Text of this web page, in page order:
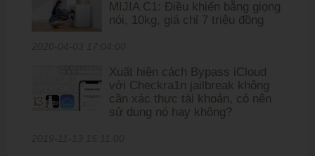
MIJIA C1: Điều khiển bằng giọng
nói, 10kg, giá chỉ 7 triệu đồng
Xuất hiện cách Bypass iCloud
với Checkra1n jailbreak không
cần xác thực tài khoản, có nên
sử dung nó hay không?